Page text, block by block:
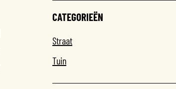
CATEGORIEËN
Straat
Tuin